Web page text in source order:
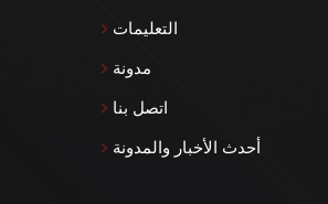
التعليمات
مدونة
اتصل بنا
أحدث الأخبار والمدونة